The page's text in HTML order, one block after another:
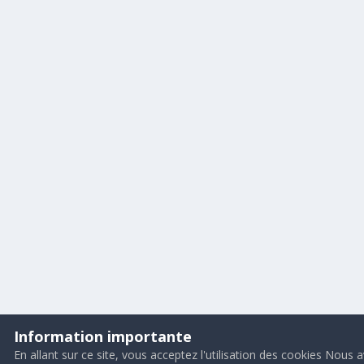
Information importante
En allant sur ce site, vous acceptez l'utilisation des cookies Nous